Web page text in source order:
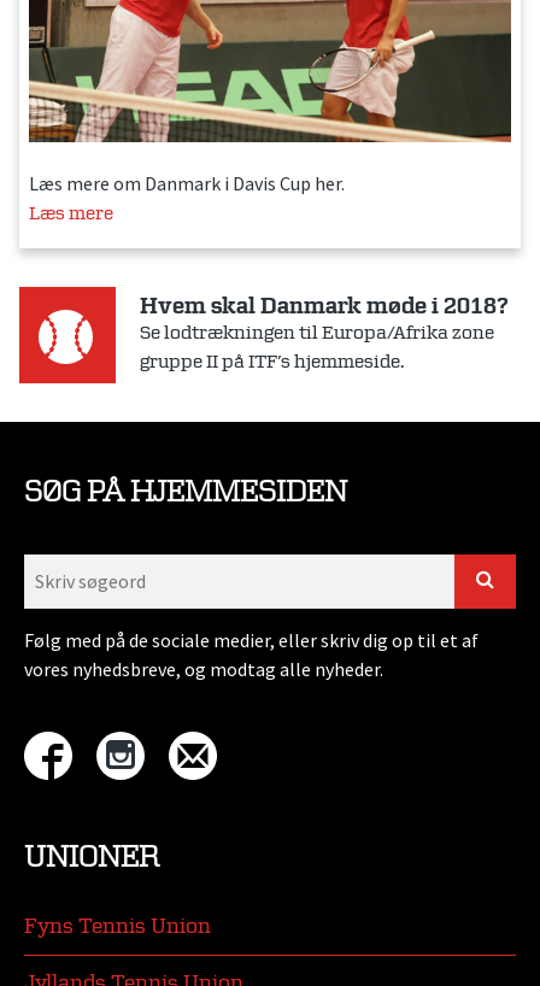
Læs mere om Danmark i Davis Cup her.
Læs mere
Hvem skal Danmark møde i 2018?
Se lodtrækningen til Europa/Afrika zone
gruppe II på ITF’s hjemmeside.
SØG PÅ HJEMMESIDEN
Følg med på de sociale medier, eller skriv dig op til et af
vores nyhedsbreve, og modtag alle nyheder.
UNIONER
Fyns Tennis Union